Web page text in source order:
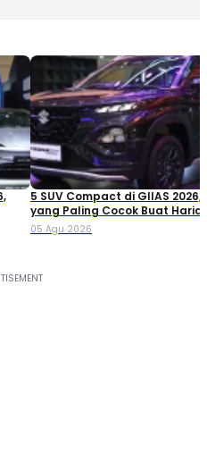
5 SUV Compact di GIIAS 2026,
yang Paling Cocok Buat
05 Agu 2026